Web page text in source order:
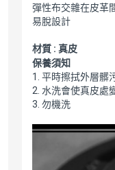
彈性布交雜在皮革
易脫設計
材質 : 真皮
保養須知
1. 平時擦拭外層髒
2. 水洗會使真皮處
3. 勿機洗